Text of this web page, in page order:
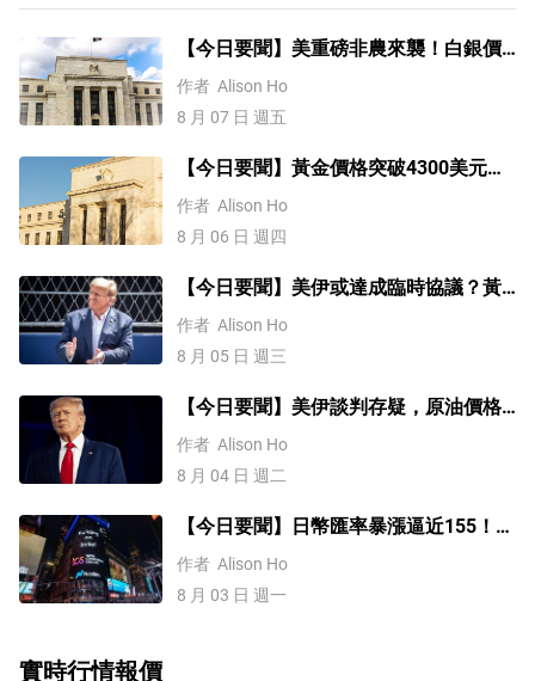
【今日要聞】美重磅非農來襲！白銀價
格漲4%，黃金創一個多月新高
作者 Alison Ho
8 月 07 日 週五
【今日要聞】黃金價格突破4300美元，
比特幣逼近6.5萬，關注伊朗談判
作者 Alison Ho
8 月 06 日 週四
【今日要聞】美伊或達成臨時協議？黃
金三連漲，美國ADP就業數據來襲
作者 Alison Ho
8 月 05 日 週三
【今日要聞】美伊談判存疑，原油價格
上漲，銅價突破1.4萬美元
作者 Alison Ho
8 月 04 日 週二
【今日要聞】日幣匯率暴漲逼近155！美
伊談判或重啓，原油價格大跌8%
作者 Alison Ho
8 月 03 日 週一
實時行情報價